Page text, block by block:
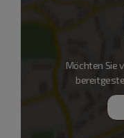
Möchten Sie